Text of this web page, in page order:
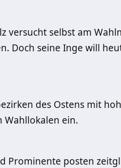
versucht selbst am
Doch seine Inge will
des Ostens mit
Wahllokalen ein.
Prominente posten